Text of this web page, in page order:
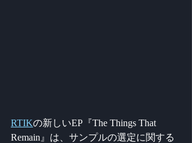
RTIKの新しいEP『The Things That
Remain』は、サンプルの選定に関する